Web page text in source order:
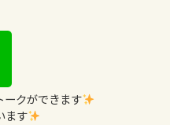
ークができます
ます